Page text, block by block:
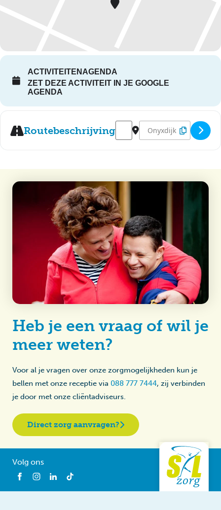
ACTIVITEITENAGENDA
ZET DEZE ACTIVITEIT IN JE GOOGLE
AGENDA
Routebeschrijving
Address - Disco Sterrebos:
Destination Address -
Heb je een vraag of wil je
meer weten?
Voor al je vragen over onze zorgmogelijkheden kun je
bellen met onze receptie via 088 777 7444, zij verbinden
je door met onze cliëntadviseurs.
Direct zorg aanvragen?
Volg ons